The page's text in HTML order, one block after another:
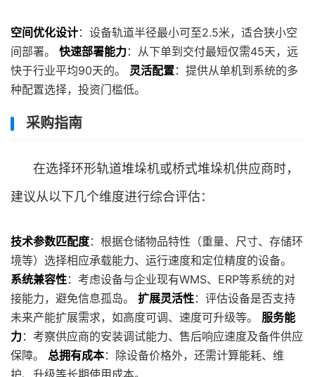
空间优化设计：设备轨道半径最小可至2.5米，适合狭小空
间部署。 快速部署能力：从下单到交付最短仅需45天，远
快于行业平均90天的。 灵活配置：提供从单机到系统的多
种配置选择，投资门槛低。
采购指南
在选择环形轨道堆垛机或桥式堆垛机供应商时，
建议从以下几个维度进行综合评估：
技术参数匹配度：根据仓储物品特性（重量、尺寸、存储环
境等）选择相应承载能力、运行速度和定位精度的设备。
系统兼容性：考虑设备与企业现有WMS、ERP等系统的对
接能力，避免信息孤岛。 扩展灵活性：评估设备是否支持
未来产能扩展需求，如高度可调、速度可升级等。 服务能
力：考察供应商的安装调试能力、售后响应速度及备件供应
保障。 总拥有成本：除设备价格外，还需计算能耗、维
护、升级等长期使用成本。